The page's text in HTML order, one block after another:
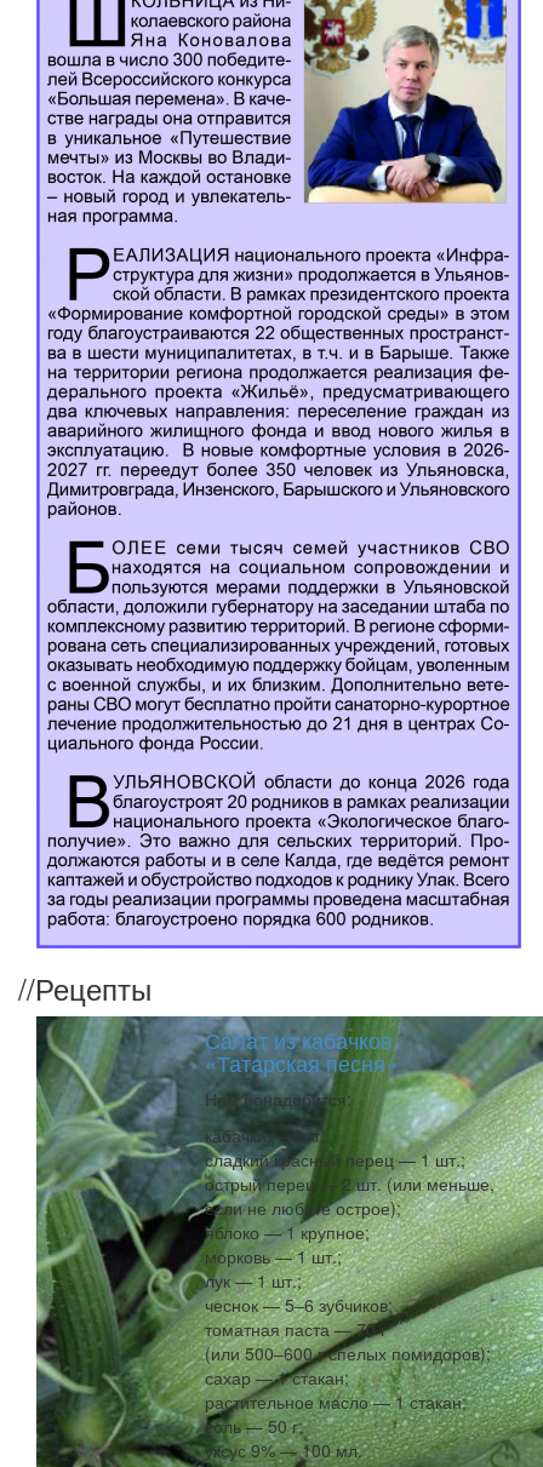
//Рецепты
Салат из кабачков
«Татарская песня»
Нам понадобится:
кабачки — 2 кг;
сладкий красный перец — 1 шт.;
острый перец — 2 шт. (или меньше,
если не любите острое);
яблоко — 1 крупное;
морковь — 1 шт.;
лук — 1 шт.;
чеснок — 5–6 зубчиков;
томатная паста — 70 г
(или 500–600 г спелых помидоров);
сахар — 1 стакан;
растительное масло — 1 стакан;
соль — 50 г;
уксус 9% — 100 мл.